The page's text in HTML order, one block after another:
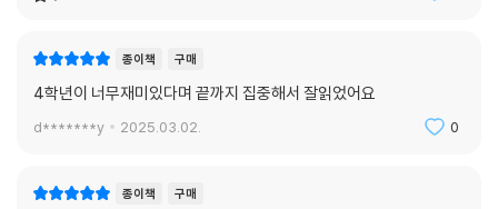
종이책 구매
4학년이 너무재미있다며 끝까지 집중해서 잘읽었어요
d*******y 2025.03.02. 0
종이책 구매